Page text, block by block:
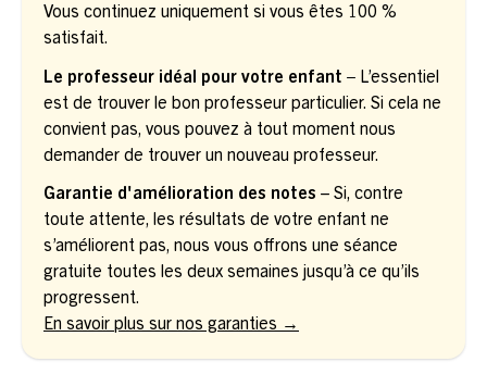
Vous continuez uniquement si vous êtes 100 %
satisfait.
Le professeur idéal pour votre enfant – L’essentiel
est de trouver le bon professeur particulier. Si cela ne
convient pas, vous pouvez à tout moment nous
demander de trouver un nouveau professeur.
Garantie d'amélioration des notes – Si, contre
toute attente, les résultats de votre enfant ne
s’améliorent pas, nous vous offrons une séance
gratuite toutes les deux semaines jusqu’à ce qu’ils
progressent.
En savoir plus sur nos garanties →